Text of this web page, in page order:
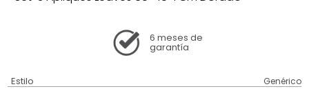
6 meses de
garantía
Estilo Genérico